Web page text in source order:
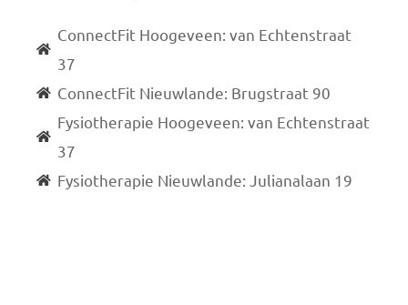
ConnectFit Hoogeveen: van Echtenstraat
37
ConnectFit Nieuwlande: Brugstraat 90
Fysiotherapie Hoogeveen: van Echtenstraat
37
Fysiotherapie Nieuwlande: Julianalaan 19